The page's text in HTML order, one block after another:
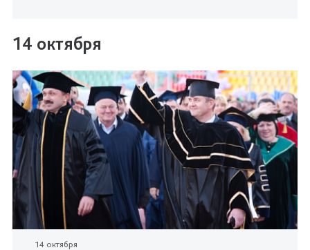
14 октября
14 октября